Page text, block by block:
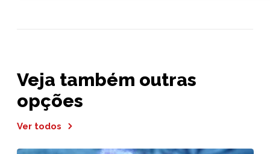
Veja também outras
opções
Ver todos